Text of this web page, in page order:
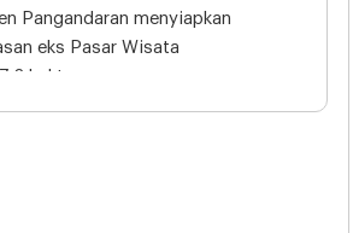
Pangandaran menyiapkan
eks Pasar Wisata
hektare